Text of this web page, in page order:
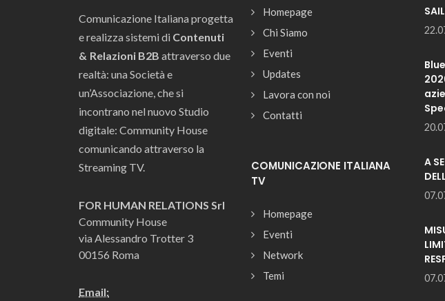
Comunicazione Italiana progetta
e realizza sistemi di Contenuti
& Relazioni B2B attraverso due
realtà: una Società e
un’Associazione, che si
incontrano nel nuovo Studio
digitale: Community House
comunicando attraverso la
Streaming TV.
FOR HUMAN RELATIONS Srl
Community House
via Alessandro Trotter 3
00156 Roma
Email:
Homepage
Chi Siamo
Eventi
Updates
Lavora con noi
Contatti
COMUNICAZIONE ITALIANA
TV
Homepage
Eventi
Network
Temi
A